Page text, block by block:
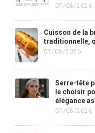
07/08/2026
Cuisson de la
traditionnelle,
07/08/2026
Serre-tête
le choisir
élégance
07/08/2026